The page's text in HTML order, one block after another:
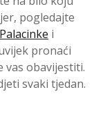
pogledajte
Palacinke i
pronaći
vas obavijestiti.
svaki tjedan.